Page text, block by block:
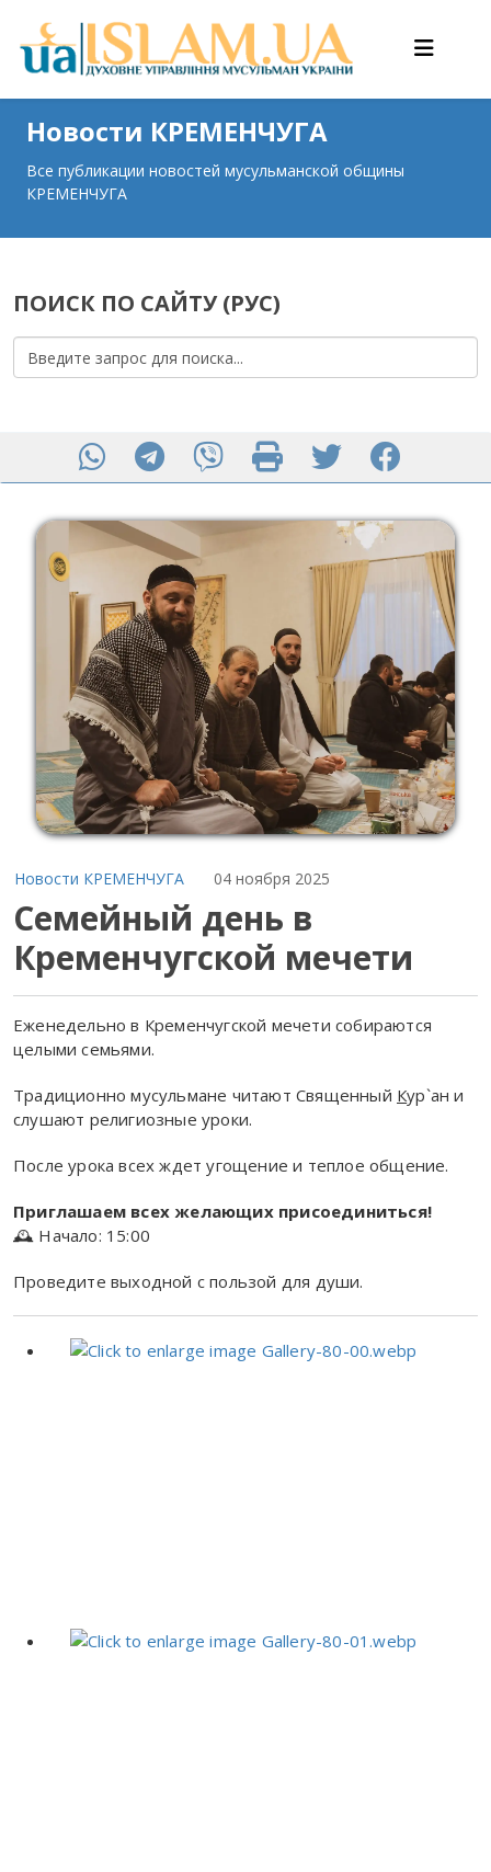
Новости КРЕМЕНЧУГА
Все публикации новостей мусульманской общины
КРЕМЕНЧУГА
ПОИСК ПО САЙТУ (РУС)
Новости КРЕМЕНЧУГА 04 ноября 2025
Семейный день в
Кременчугской мечети
Еженедельно в Кременчугской мечети собираются
целыми семьями.
Традиционно мусульмане читают Священный Кур`ан и
слушают религиозные уроки.
После урока всех ждет угощение и теплое общение.
Приглашаем всех желающих присоединиться!
🕰 Начало: 15:00
Проведите выходной с пользой для души.